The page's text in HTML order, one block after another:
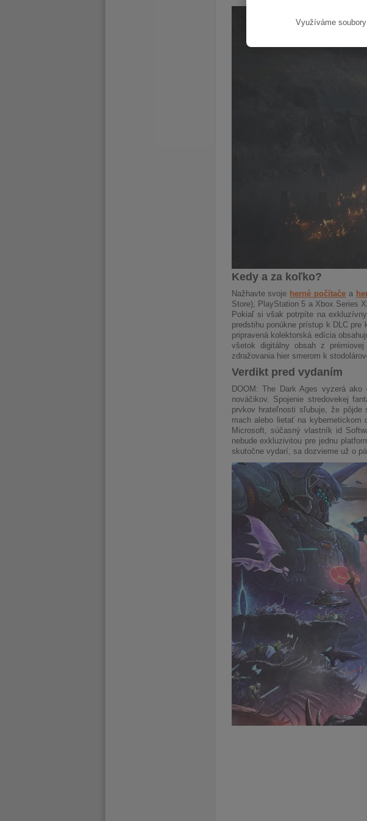
Využíváme
Kedy a za koľko?
Nažhavte svoje herné počítače a
Store), PlayStation 5 a Xbox Series
Pokiaľ si však potrpíte na
predstihu ponúkne prístup k DLC
pripravená kolektorská edícia
všetok digitálny obsah z
zdražovania hier smerom k
Verdikt pred vydaním
DOOM: The Dark Ages vyzerá
nováčikov. Spojenie stredovekej
prvkov hrateľnosti sľubuje, že
mach alebo lietať na
Microsoft, súčasný vlastník id
nebude exkluzivitou pre jednu
skutočne vydarí, sa dozvieme už o